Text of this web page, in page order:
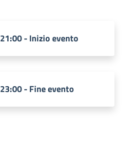
21:00 - Inizio evento
23:00 - Fine evento